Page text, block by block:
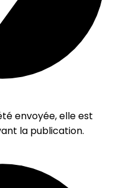
envoyée, elle est
la publication.